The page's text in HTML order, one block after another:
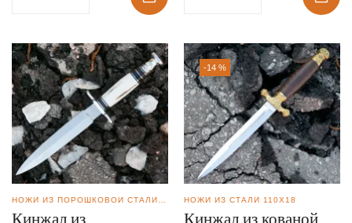
Кинжал из
-14 %
НОЖИ ИЗ СТАЛИ 110Х18
Кинжал из кованой